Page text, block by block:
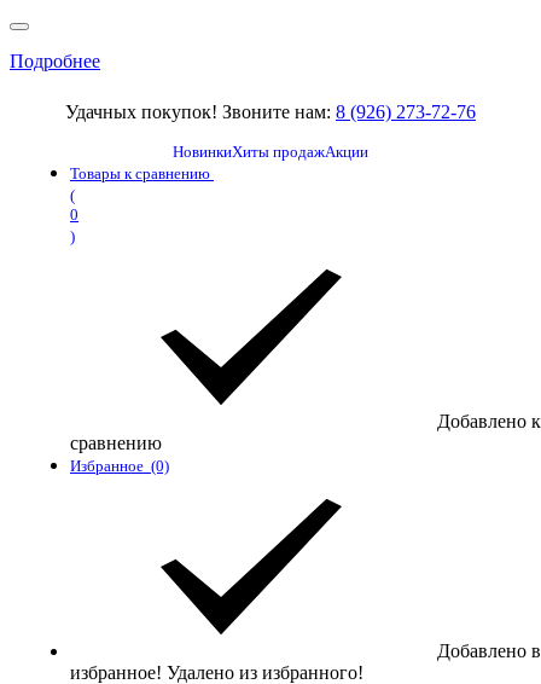
Подробнее
Удачных покупок! Звоните нам: 8 (926) 273-72-76
НовинкиХиты продажАкции
Товары к сравнению
(
0
)
Добавлено к
сравнению
Избранное (0)
Добавлено в
избранное! Удалено из избранного!